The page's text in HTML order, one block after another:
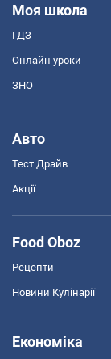
Моя школа
ГДЗ
Онлайн уроки
ЗНО
Авто
Тест Драйв
Акції
Food Oboz
Рецепти
Новини Кулінарії
Економіка